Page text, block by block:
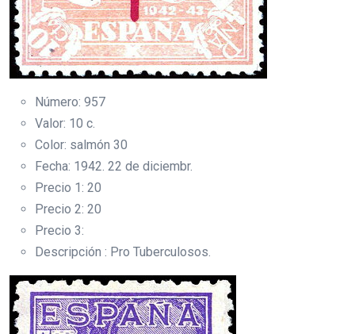
Número: 957
Valor: 10 c.
Color: salmón 30
Fecha: 1942. 22 de diciembr.
Precio 1: 20
Precio 2: 20
Precio 3:
Descripción : Pro Tuberculosos.